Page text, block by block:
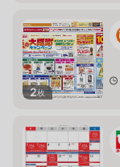
2枚